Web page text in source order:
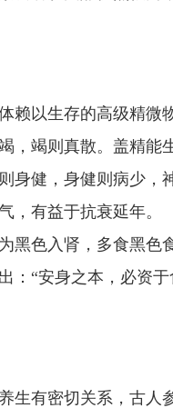
赖以生存的高级精微
，竭则真散。盖精能
身健，身健则病少，
，有益于抗衰延年。
黑色入肾，多食黑色
：“安身之本，必资
生有密切关系，古人